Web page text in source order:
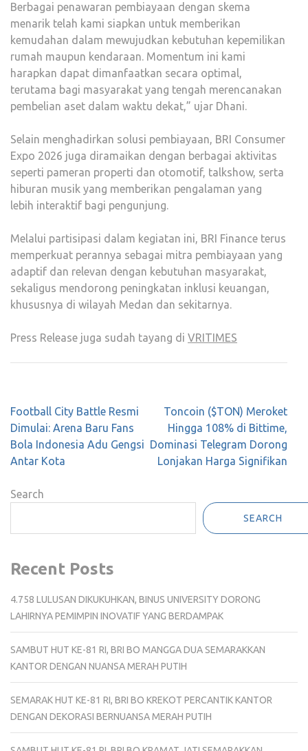
Berbagai penawaran pembiayaan dengan skema
menarik telah kami siapkan untuk memberikan
kemudahan dalam mewujudkan kebutuhan kepemilikan
rumah maupun kendaraan. Momentum ini kami
harapkan dapat dimanfaatkan secara optimal,
terutama bagi masyarakat yang tengah merencanakan
pembelian aset dalam waktu dekat,” ujar Dhani.
Selain menghadirkan solusi pembiayaan, BRI Consumer
Expo 2026 juga diramaikan dengan berbagai aktivitas
seperti pameran properti dan otomotif, talkshow, serta
hiburan musik yang memberikan pengalaman yang
lebih interaktif bagi pengunjung.
Melalui partisipasi dalam kegiatan ini, BRI Finance terus
memperkuat perannya sebagai mitra pembiayaan yang
adaptif dan relevan dengan kebutuhan masyarakat,
sekaligus mendorong peningkatan inklusi keuangan,
khususnya di wilayah Medan dan sekitarnya.
Press Release juga sudah tayang di VRITIMES
Post
navigation
Football City Battle Resmi
Dimulai: Arena Baru Fans
Bola Indonesia Adu Gengsi
Antar Kota
Toncoin ($TON) Meroket
Hingga 108% di Bittime,
Dominasi Telegram Dorong
Lonjakan Harga Signifikan
Search
SEARCH
Recent Posts
4.758 LULUSAN DIKUKUHKAN, BINUS UNIVERSITY DORONG
LAHIRNYA PEMIMPIN INOVATIF YANG BERDAMPAK
SAMBUT HUT KE-81 RI, BRI BO MANGGA DUA SEMARAKKAN
KANTOR DENGAN NUANSA MERAH PUTIH
SEMARAK HUT KE-81 RI, BRI BO KREKOT PERCANTIK KANTOR
DENGAN DEKORASI BERNUANSA MERAH PUTIH